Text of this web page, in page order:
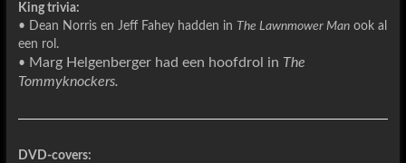
King trivia:
• Dean Norris en Jeff Fahey hadden in The Lawnmower Manook al
een rol.
• Marg Helgenbergerhad een hoofdrol in The
Tommyknockers.
DVD-covers: